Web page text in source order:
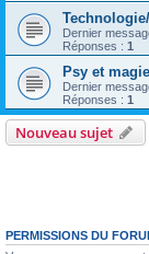
Dernier
Réponses : 1
Psy et
Dernier
Réponses : 1
Nouveau sujet
PERMISSIONS DU